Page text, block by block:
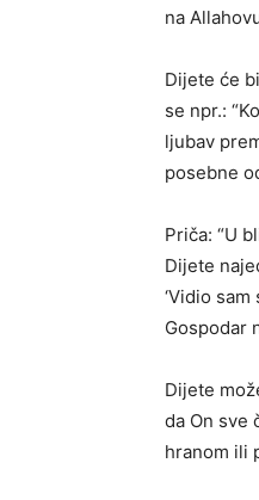
na
Dijete će
se npr.:
ljubav
posebne
Priča: “U
Dijete
‘Vidio
Gospodar
Dijete
da On sve
hranom ili